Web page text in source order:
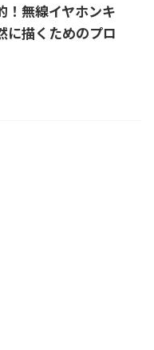
！無線イヤホンキ
に描くためのプロ